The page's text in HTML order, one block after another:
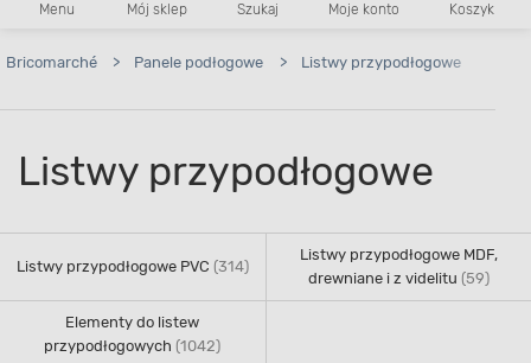
Menu Mój sklep Szukaj Moje konto Koszyk
Bricomarché > Panele podłogowe > Listwy przypodłogowe
Listwy przypodłogowe
Listwy przypodłogowe PVC (314)
Listwy przypodłogowe MDF,
drewniane i z videlitu (59)
Elementy do listew
przypodłogowych (1042)